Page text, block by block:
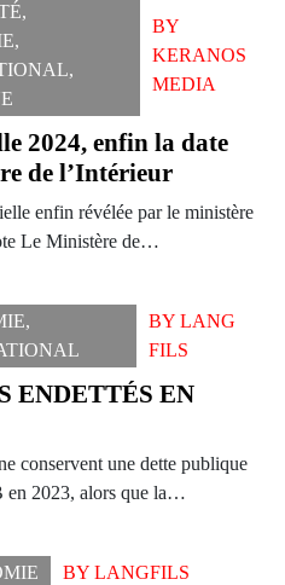
,
,
,
BY
KERANOS
MEDIA
2024, enfin la date
de l’Intérieur
enfin révélée par le ministère
Le Ministère de…
,
BY LANG
FILS
ENDETTÉS EN
conservent une dette publique
en 2023, alors que la…
BY LANGFILS